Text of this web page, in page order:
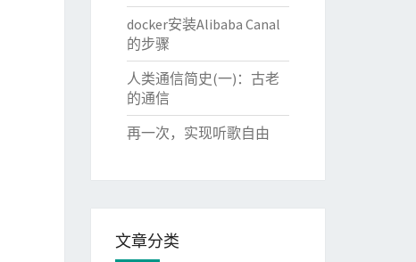
docker安装Alibaba Canal
的步骤
人类通信简史(一)：古老
的通信
再一次，实现听歌自由
文章分类